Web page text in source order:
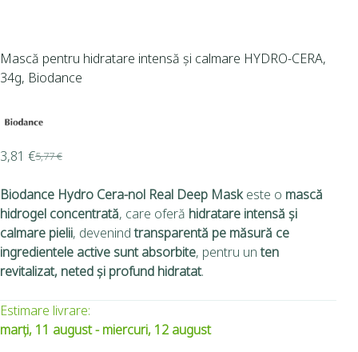
Mască pentru hidratare intensă și calmare HYDRO-CERA,
34g, Biodance
5,77€
3,81 €
Biodance Hydro Cera-nol Real Deep Maskeste o mască
hidrogel concentrată, care oferă hidratare intensă și
calmare pielii, devenindtransparentă pe măsură ce
ingredientele active sunt absorbite, pentru unten
revitalizat, neted și profund hidratat.
Estimare livrare:
marți, 11 august - miercuri, 12 august